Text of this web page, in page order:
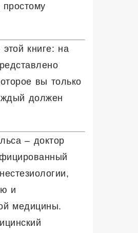
простому
книге: на
вы только
должен
– доктор
и
медицины.